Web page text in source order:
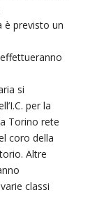
previsto un
si
per la
Torino rete
coro della
Altre
classi